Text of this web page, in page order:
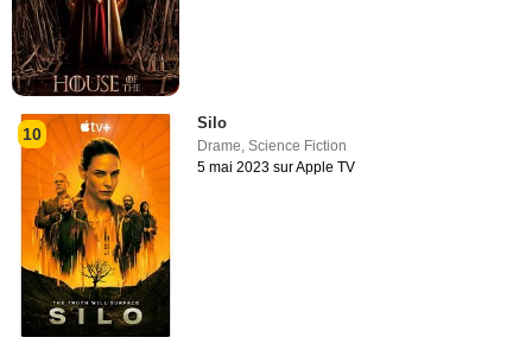
10
Silo
Drame ,Science Fiction
5 mai 2023 sur Apple TV